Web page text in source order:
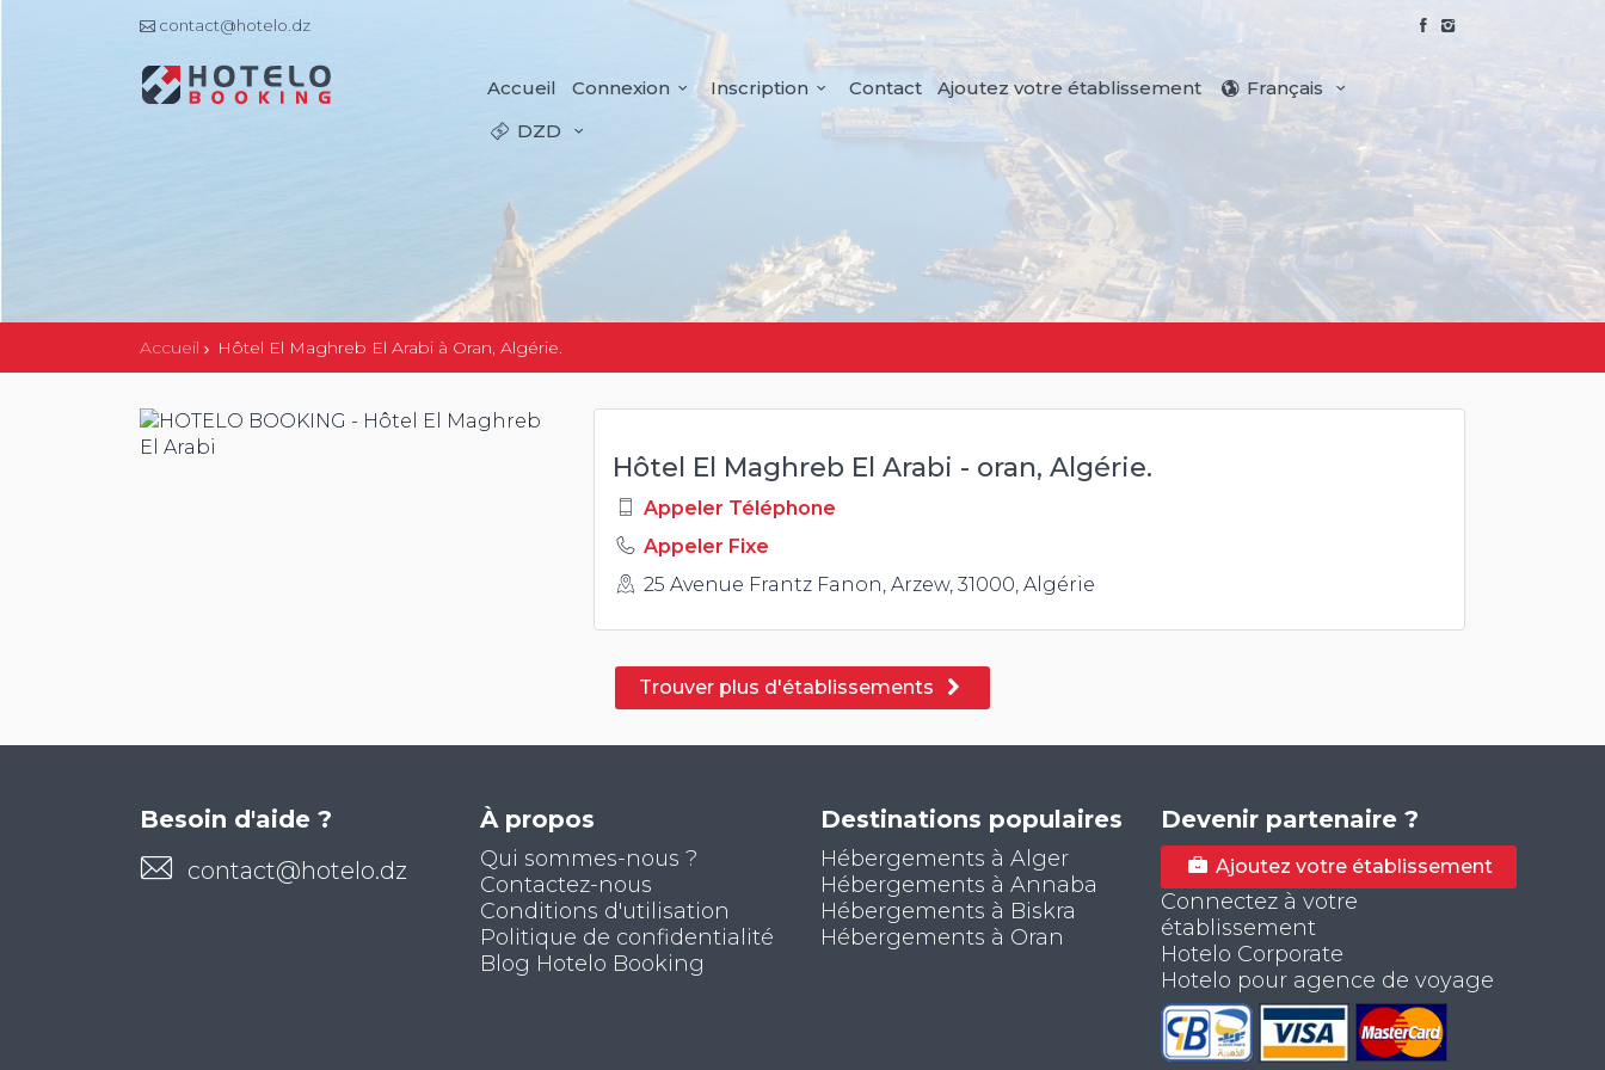
contact@hotelo.dz
Accueil Connexion Inscription Contact Ajoutez votre établissement
Français
DZD
Accueil Hôtel El Maghreb El Arabi à Oran, Algérie.
Hôtel El Maghreb El Arabi - oran, Algérie.
Appeler Téléphone
Appeler Fixe
25 Avenue Frantz Fanon, Arzew, 31000, Algérie
Trouver plus d'établissements
Besoin d'aide ?
contact@hotelo.dz
À propos
Qui sommes-nous ?
Contactez-nous
Conditions d'utilisation
Politique de confidentialité
Blog Hotelo Booking
Destinations populaires
Hébergements à Alger
Hébergements à Annaba
Hébergements à Biskra
Hébergements à Oran
Devenir partenaire ?
Ajoutez votre établissement
Connectez à votre
établissement
Hotelo Corporate
Hotelo pour agence de voyage